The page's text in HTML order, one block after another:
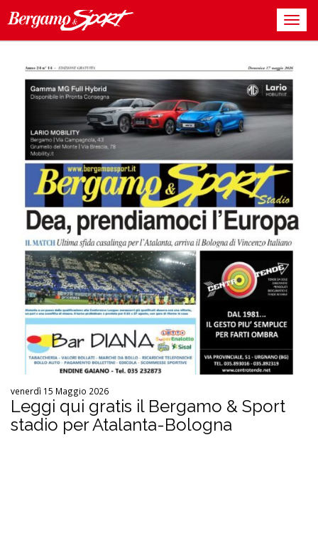
venerdì 15 Maggio 2026
Leggi qui gratis il Bergamo & Sport
stadio per Atalanta-Bologna